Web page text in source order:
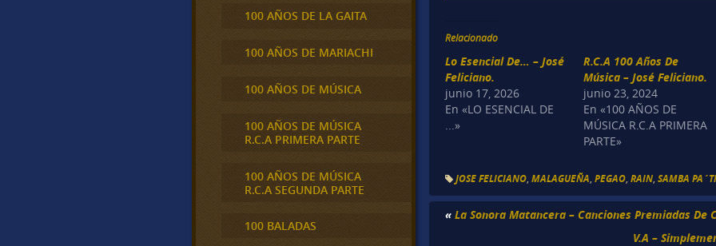
Relacionado
Lo Esencial De… – José
Feliciano.
junio 17, 2026
En «LO ESENCIAL DE
...»
R.C.A 100 Años De
Música – José Feliciano.
junio 23, 2024
En «100 AÑOS DE
MÚSICA R.C.A PRIMERA
PARTE»
JOSE FELICIANO ,MALAGUEÑA ,PEGAO ,RAIN ,SAMBA PA´TI
«La Sonora Matancera – Canciones Premiadas De
V.A –
100 AÑOS DE LA GAITA
100 AÑOS DE MARIACHI
100 AÑOS DE MÚSICA
100 AÑOS DE MÚSICA
R.C.A PRIMERA PARTE
100 AÑOS DE MÚSICA
R.C.A SEGUNDA PARTE
100 BALADAS